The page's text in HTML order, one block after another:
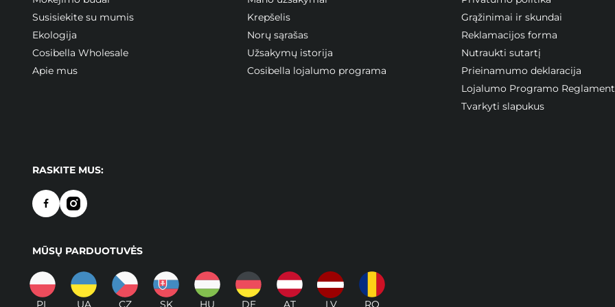
Susisiekite su mumis
Ekologija
Cosibella Wholesale
Apie mus
Krepšelis
Norų sąrašas
Užsakymų istorija
Cosibella lojalumo programa
Grąžinimai ir skundai
Reklamacijos forma
Nutraukti sutartį
Prieinamumo deklaracija
Lojalumo Programo
Tvarkyti slapukus
RASKITE MUS:
MŪSŲ PARDUOTUVĖS
PL UA CZ SK HU DE AT LV RO